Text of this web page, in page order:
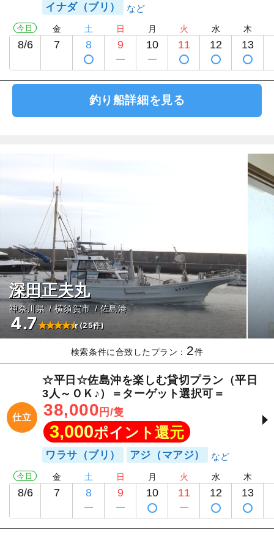
イナダ（ブリ）
今日
8/6
金
7
土
8
日
9
月
10
火
11
水
12
木
13
釣り船詳細を見る
深田正夫丸
神奈川県 横須賀市 佐島港
4.7 (25件)
検索条件に合致したプラン： 2件
仕立
☆平日☆佐島沖を楽しむ貸切プラン（平日
3人～ＯＫ♪）＝ターゲット選択可＝
38,000 円/隻
3,000ポイント還元
ワラサ（ブリ） アジ（マアジ）
今日
8/6
金
7
土
8
日
9
月
10
火
11
水
12
木
13